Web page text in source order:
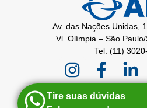
Av. das Nações Unidas,
Vl. Olímpia – São
Tel: (11)
Tire suas dúvidas